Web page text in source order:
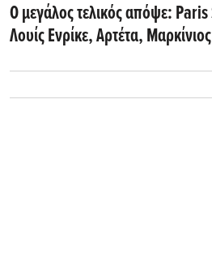
O μεγάλος τελικός απόψε:
Λουίς Ενρίκε, Αρτέτα,